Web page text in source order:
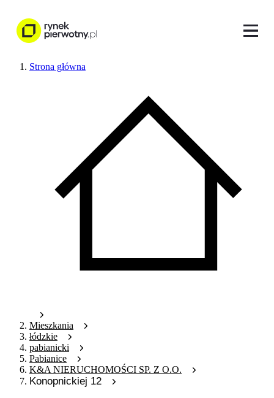
Strona główna
Mieszkania
łódzkie
pabianicki
Pabianice
K&A NIERUCHOMOŚCI SP. Z O.O.
Konopnickiej 12